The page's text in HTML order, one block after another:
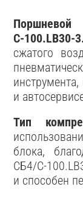
С-100.LB30-
сжатого
и
Тип
блока,
СБ4/С-
и способен